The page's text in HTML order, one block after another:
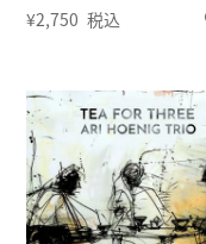
¥2,750 税込